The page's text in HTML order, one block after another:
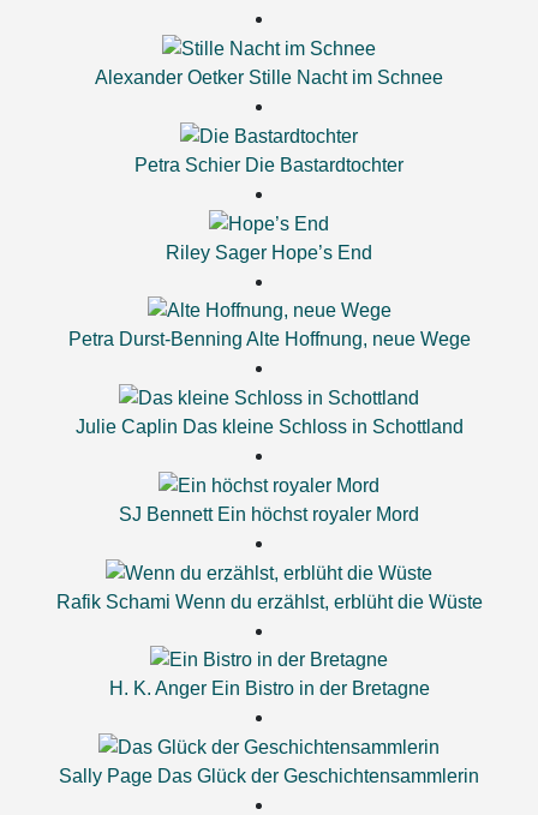
Alexander Oetker Stille Nacht im Schnee
Petra Schier Die Bastardtochter
Riley Sager Hope’s End
Petra Durst-Benning Alte Hoffnung, neue Wege
Julie Caplin Das kleine Schloss in Schottland
SJ Bennett Ein höchst royaler Mord
Rafik Schami Wenn du erzählst, erblüht die Wüste
H. K. Anger Ein Bistro in der Bretagne
Sally Page Das Glück der Geschichtensammlerin